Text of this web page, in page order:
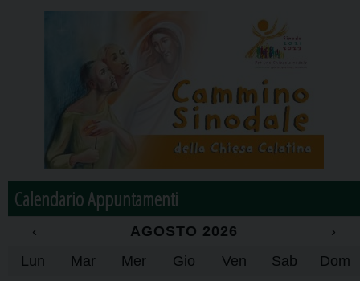
Calendario Appuntamenti
‹ AGOSTO 2026
›
Lun
Mar Mer Gio Ven Sab Dom